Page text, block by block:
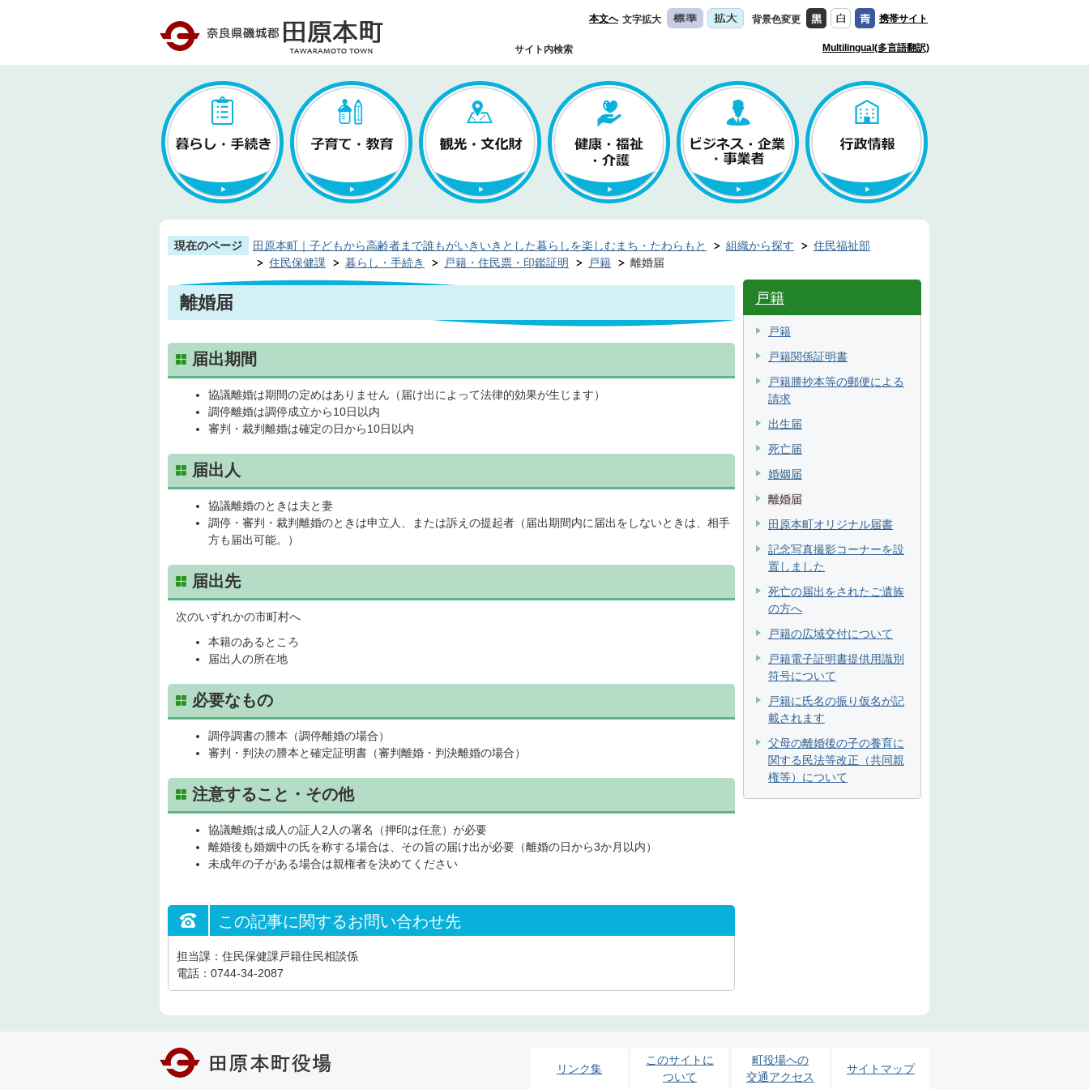
本文へ 文字拡大 背景色変更 携帯サイト
サイト内検索 Multilingual(多言語翻訳)
現在のページ 田原本町｜子どもから高齢者まで誰もがいきいきとした暮らしを楽しむまち・たわらもと 組織から探す
住民福祉部
住民保健課
暮らし・手続き 戸籍・住民票・印鑑証明 戸籍 離婚届
離婚届
届出期間
協議離婚は期間の定めはありません（届け出によって法律的効果が生じます）
調停離婚は調停成立から10日以内
審判・裁判離婚は確定の日から10日以内
届出人
協議離婚のときは夫と妻
調停・審判・裁判離婚のときは申立人、または訴えの提起者（届出期間内に届出をしないときは、相手
方も届出可能。）
届出先
次のいずれかの市町村へ
本籍のあるところ
届出人の所在地
必要なもの
調停調書の謄本（調停離婚の場合）
審判・判決の謄本と確定証明書（審判離婚・判決離婚の場合）
注意すること・その他
協議離婚は成人の証人2人の署名（押印は任意）が必要
離婚後も婚姻中の氏を称する場合は、その旨の届け出が必要（離婚の日から3か月以内）
未成年の子がある場合は親権者を決めてください
この記事に関するお問い合わせ先
担当課：住民保健課戸籍住民相談係
電話：0744-34-2087
戸籍
戸籍
戸籍関係証明書
戸籍謄抄本等の郵便による
請求
出生届
死亡届
婚姻届
離婚届
田原本町オリジナル届書
記念写真撮影コーナーを設
置しました
死亡の届出をされたご遺族
の方へ
戸籍の広域交付について
戸籍電子証明書提供用識別
符号について
戸籍に氏名の振り仮名が記
載されます
父母の離婚後の子の養育に
関する民法等改正（共同親
権等）について
リンク集
このサイトに
ついて
町役場への
交通アクセス
サイトマップ